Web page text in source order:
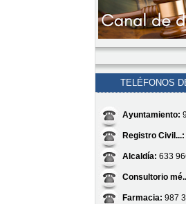
TELÉFONOS
Ayuntamiento:
Registro Civil...:
Alcaldía: 633
Consultorio
Farmacia: 987